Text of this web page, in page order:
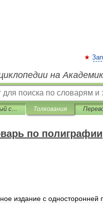
на
Краткий толковый словарь по полиграфии Толкования
по полиграфии
издание с односторонней